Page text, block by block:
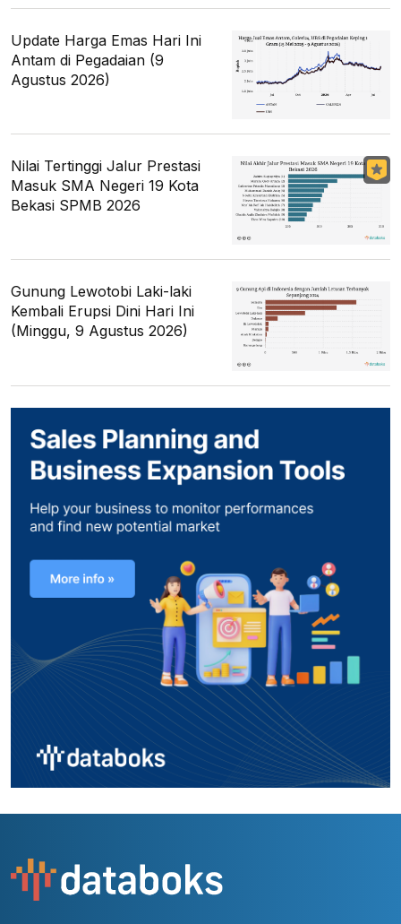
Update Harga Emas Hari Ini
Antam di Pegadaian (9
Agustus 2026)
Nilai Tertinggi Jalur Prestasi
Masuk SMA Negeri 19 Kota
Bekasi SPMB 2026
Gunung Lewotobi Laki-laki
Kembali Erupsi Dini Hari Ini
(Minggu, 9 Agustus 2026)